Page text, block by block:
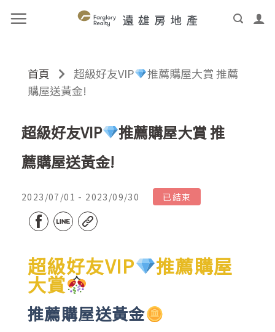
首頁 超級好友VIP
推薦購屋大賞 推薦
購屋送黃金!
超級好友VIP
推薦購屋大賞 推
薦購屋送黃金!
2023/07/01 - 2023/09/30 已結束
超級好友VIP 推薦購屋
大賞
推薦購屋送黃金